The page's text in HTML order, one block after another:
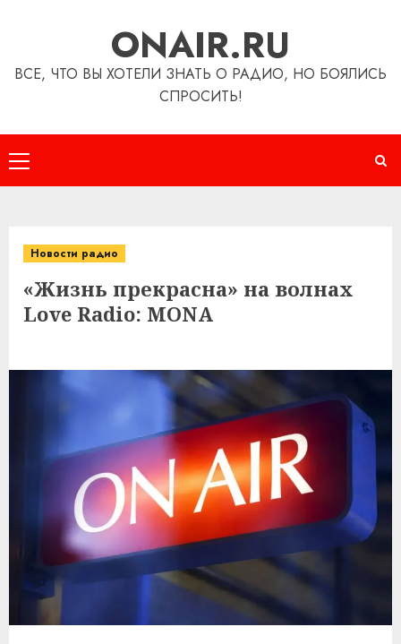
ONAIR.RU
ВСЕ, ЧТО ВЫ ХОТЕЛИ ЗНАТЬ О РАДИО, НО БОЯЛИСЬ
СПРОСИТЬ!
Основное
меню
Новости радио
«Жизнь прекрасна» на волнах
Love Radio: MONA